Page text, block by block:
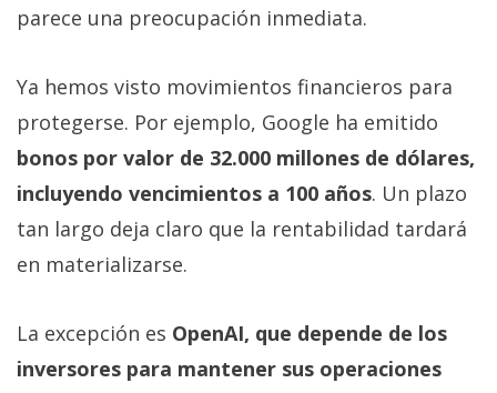
parece una preocupación inmediata.
Ya hemos visto movimientos financieros para
protegerse. Por ejemplo, Google ha emitido
bonos por valor de 32.000 millones de dólares,
incluyendo vencimientos a 100 años. Un plazo
tan largo deja claro que la rentabilidad tardará
en materializarse.
La excepción es OpenAI, que depende de los
inversores para mantener sus operaciones